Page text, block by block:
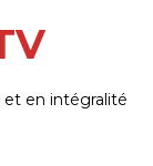
et en intégralité